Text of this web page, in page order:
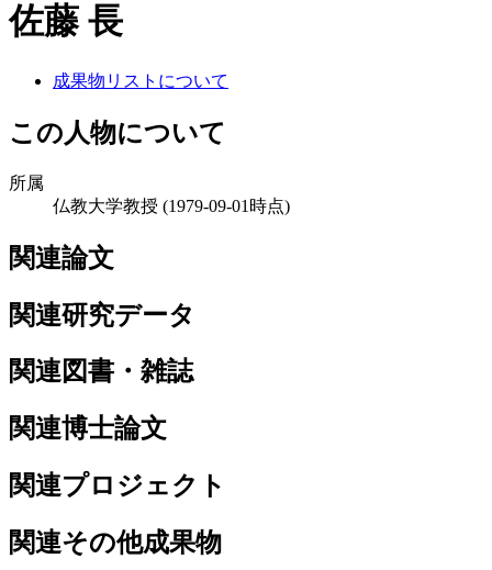
佐藤 長
成果物リストについて
この人物について
所属
仏教大学教授 (1979-09-01時点)
関連論文
関連研究データ
関連図書・雑誌
関連博士論文
関連プロジェクト
関連その他成果物